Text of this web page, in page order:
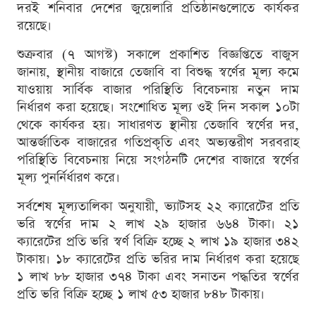
দরই শনিবার দেশের জুয়েলারি প্রতিষ্ঠানগুলোতে কার্যকর
রয়েছে।
শুক্রবার (৭ আগস্ট) সকালে প্রকাশিত বিজ্ঞপ্তিতে বাজুস
জানায়, স্থানীয় বাজারে তেজাবি বা বিশুদ্ধ স্বর্ণের মূল্য কমে
যাওয়ায় সার্বিক বাজার পরিস্থিতি বিবেচনায় নতুন দাম
নির্ধারণ করা হয়েছে। সংশোধিত মূল্য ওই দিন সকাল ১০টা
থেকে কার্যকর হয়। সাধারণত স্থানীয় তেজাবি স্বর্ণের দর,
আন্তর্জাতিক বাজারের গতিপ্রকৃতি এবং অভ্যন্তরীণ সরবরাহ
পরিস্থিতি বিবেচনায় নিয়ে সংগঠনটি দেশের বাজারে স্বর্ণের
মূল্য পুনর্নির্ধারণ করে।
সর্বশেষ মূল্যতালিকা অনুযায়ী, ভ্যাটসহ ২২ ক্যারেটের প্রতি
ভরি স্বর্ণের দাম ২ লাখ ২৯ হাজার ৬৬৪ টাকা। ২১
ক্যারেটের প্রতি ভরি স্বর্ণ বিক্রি হচ্ছে ২ লাখ ১৯ হাজার ৩৪২
টাকায়। ১৮ ক্যারেটের প্রতি ভরির দাম নির্ধারণ করা হয়েছে
১ লাখ ৮৮ হাজার ৩৭৪ টাকা এবং সনাতন পদ্ধতির স্বর্ণের
প্রতি ভরি বিক্রি হচ্ছে ১ লাখ ৫৩ হাজার ৮৪৮ টাকায়।